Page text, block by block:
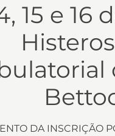
15 e 16
DA INSCRIÇÃO